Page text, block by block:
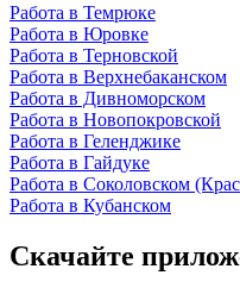
Работа в Темрюке
Работа в Юровке
Работа в Терновской
Работа в Верхнебаканском
Работа в Дивноморском
Работа в Новопокровской
Работа в Геленджике
Работа в Гайдуке
Работа в Соколовском
Работа в Кубанском
Скачайте